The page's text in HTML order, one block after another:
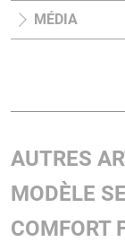
MÉDIA
AUTRES
MODÈLE
COMFORT